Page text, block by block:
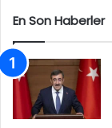
En Son Haberler